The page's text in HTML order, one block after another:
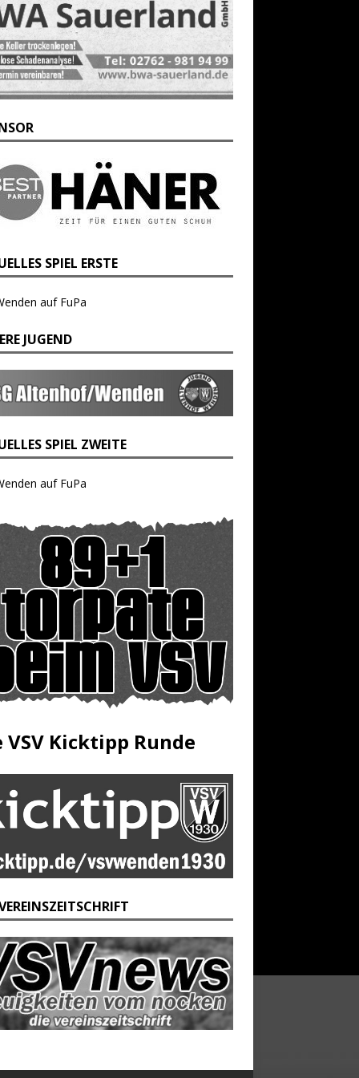
SPIEL ERSTE
auf FuPa
JUGEND
SPIEL ZWEITE
auf FuPa
VSV Kicktipp Runde